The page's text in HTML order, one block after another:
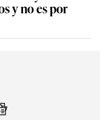
y no es por